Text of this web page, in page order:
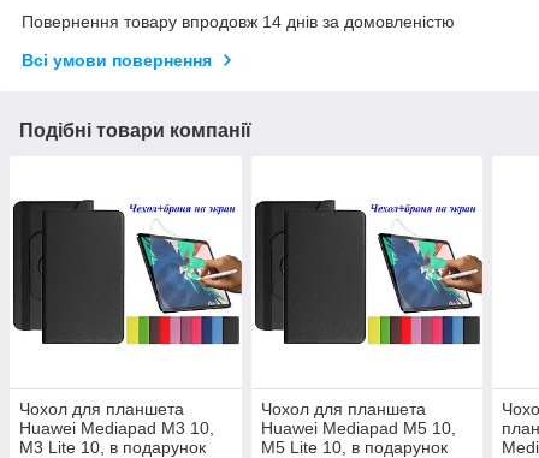
Повернення товару впродовж 14 днів за домовленістю
Всі умови повернення
Подібні товари компанії
Чохол для планшета
Huawei Mediapad M3 10,
M3 Lite 10, в подарунок
Чохол для планшета
Huawei Mediapad M5 10,
M5 Lite 10, в подарунок